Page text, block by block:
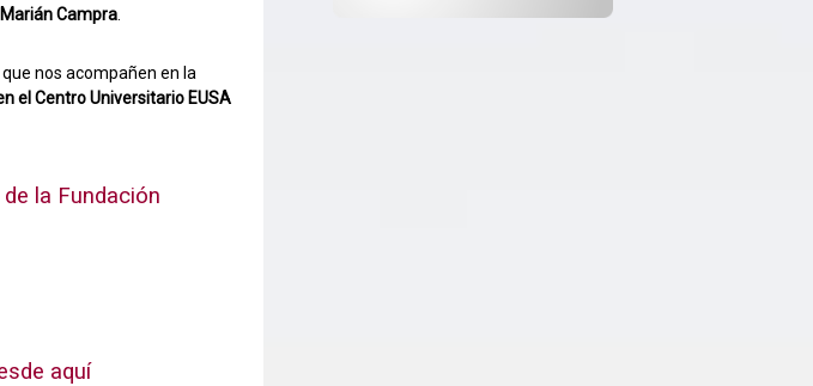
Campra
nos acompañen en la
el Centro Universitario EUSA
la Fundación
aquí